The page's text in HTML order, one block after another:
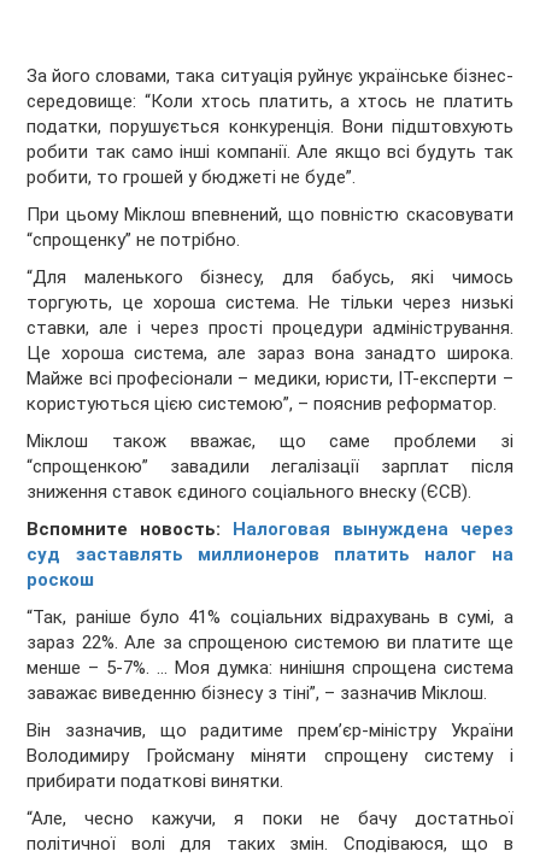
За його словами, така ситуація руйнує українське бізнес-
середовище: “Коли хтось платить, а хтось не платить
податки, порушується конкуренція. Вони підштовхують
робити так само інші компанії. Але якщо всі будуть так
робити, то грошей у бюджеті не буде”.
При цьому Міклош впевнений, що повністю скасовувати
“спрощенку” не потрібно.
“Для маленького бізнесу, для бабусь, які чимось
торгують, це хороша система. Не тільки через низькі
ставки, але і через прості процедури адміністрування.
Це хороша система, але зараз вона занадто широка.
Майже всі професіонали – медики, юристи, IT-експерти –
користуються цією системою”, – пояснив реформатор.
Міклош також вважає, що саме проблеми зі
“спрощенкою” завадили легалізації зарплат після
зниження ставок єдиного соціального внеску (ЄСВ).
Вспомните новость: Налоговая вынуждена через
суд заставлять миллионеров платить налог на
роскош
“Так, раніше було 41% соціальних відрахувань в сумі, а
зараз 22%. Але за спрощеною системою ви платите ще
менше – 5-7%. … Моя думка: нинішня спрощена система
заважає виведенню бізнесу з тіні”, – зазначив Міклош.
Він зазначив, що радитиме прем’єр-міністру України
Володимиру Гройсману міняти спрощену систему і
прибирати податкові винятки.
“Але, чесно кажучи, я поки не бачу достатньої
політичної волі для таких змін. Сподіваюся, що в